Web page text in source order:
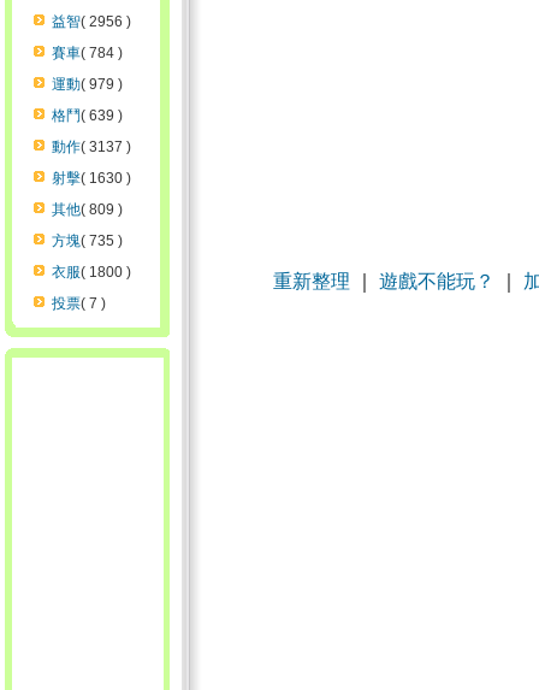
益智( 2956 )
賽車( 784 )
運動( 979 )
格鬥( 639 )
動作( 3137 )
射擊( 1630 )
其他( 809 )
方塊( 735 )
衣服( 1800 )
投票( 7 )
重新整理 ｜遊戲不能玩？